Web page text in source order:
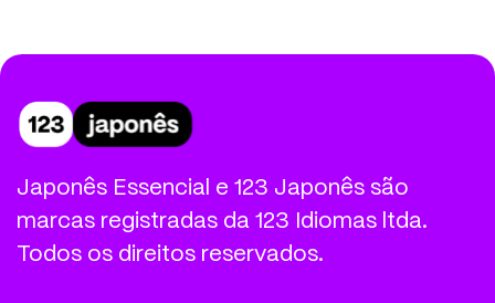
Japonês Essencial e 123 Japonês são
marcas registradas da 123 Idiomas ltda.
Todos os direitos reservados.